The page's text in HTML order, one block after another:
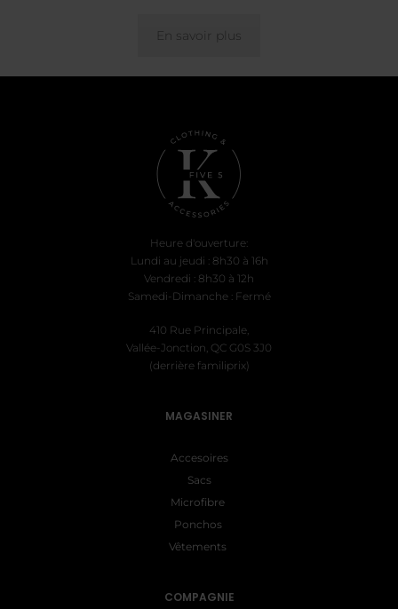
En savoir plus
Heure d'ouverture:
Lundi au jeudi : 8h30 à 16h
Vendredi : 8h30 à 12h
Samedi-Dimanche : Fermé
410 Rue Principale,
Vallée-Jonction, QC G0S 3J0
(derrière familiprix)
MAGASINER
Accesoires
Sacs
Microfibre
Ponchos
Vêtements
COMPAGNIE